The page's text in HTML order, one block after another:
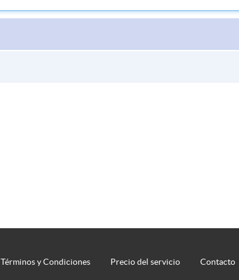
Términos y Condiciones Precio del servicio Contacto